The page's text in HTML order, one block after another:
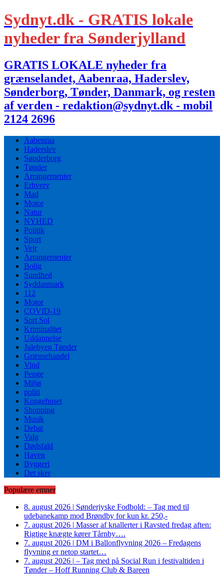
Sydnyt.dk - GRATIS lokale
nyheder fra Sønderjylland
GRATIS LOKALE nyheder fra
grænselandet, Aabenraa, Haderslev,
Sønderborg, Tønder, Danmark, og resten
af verden - redaktion@sydnyt.dk - mobil
2124 2696
Aabenraa
Haderslev
Sønderborg
Tønder
Arrangementer
Erhverv
Mad
Motor
Natur
NYHED
Politik
Sport
Vejr
Arrangementer
Bolig
Sundhed
Syddanmark
112
Motor
COVID-19
Sort Sol
Kriminalitet
Uddannelse
Julebyen Tønder
Grænsehandel
Vind
Penge
Miljø
politi
Kongehuset
Shopping
Musik
Debat
Valg
Dødsfald
Haven
Byggeri
Det sker
Populære emner
8. august 2026 | Sønderjyske Fodbold: – Tag med til
udebanekamp mod Brøndby for kun kr. 250,-
7. august 2026 | Masser af knallerter i Ravsted fredag aften:
Rigtige knægte kører Tårnby….
7. august 2026 | DM i Ballonflyvning 2026 – Fredagens
flyvning er netop startet…
7. august 2026 | – Tag med på Social Run i festivaltiden i
Tønder – Hoff Running Club & Bareen